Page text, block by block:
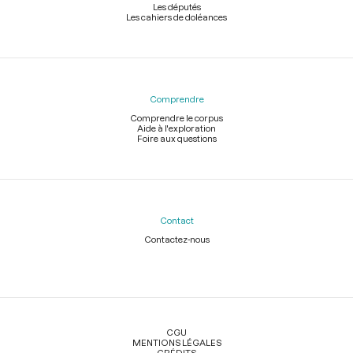
Les députés
Les cahiers de doléances
Comprendre
Comprendre le corpus
Aide à l'exploration
Foire aux questions
Contact
Contactez-nous
Légal
CGU
MENTIONS LÉGALES